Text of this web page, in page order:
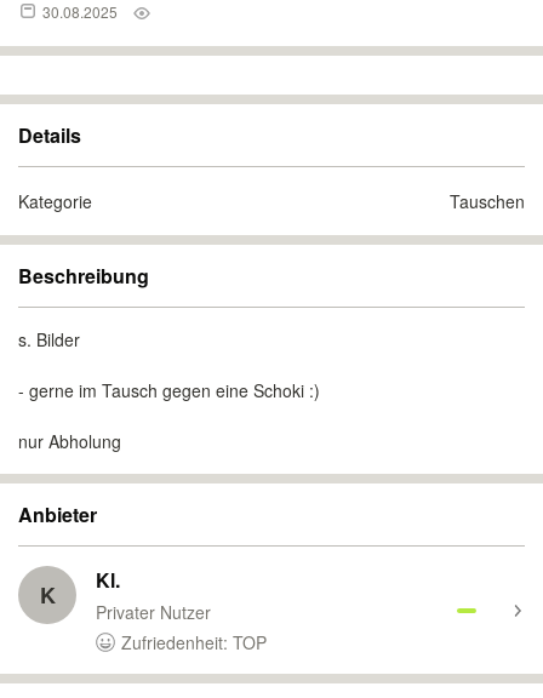
30.08.2025
Details
Kategorie Tauschen
Beschreibung
s. Bilder
- gerne im Tausch gegen eine Schoki :)
nur Abholung
Anbieter
K Kl.
Privater Nutzer
Zufriedenheit: TOP